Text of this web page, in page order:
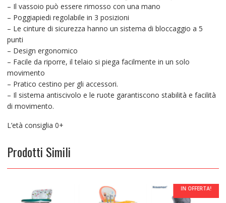
– Il vassoio può essere rimosso con una mano
– Poggiapiedi regolabile in 3 posizioni
– Le cinture di sicurezza hanno un sistema di bloccaggio a 5
punti
– Design ergonomico
– Facile da riporre, il telaio si piega facilmente in un solo
movimento
– Pratico cestino per gli accessori.
– Il sistema antiscivolo e le ruote garantiscono stabilità e facilità
di movimento.
L’età consiglia 0+
Prodotti Simili
IN OFFERTA!